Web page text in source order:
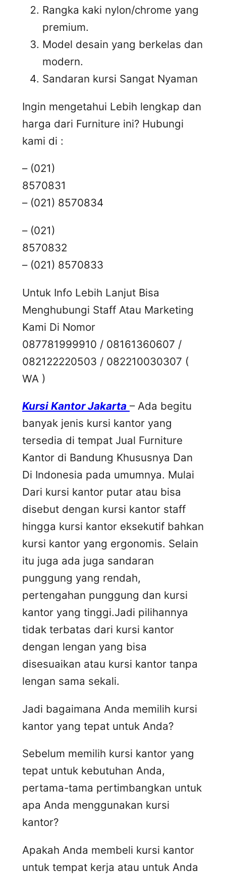
Rangka kaki nylon/chrome yang
premium.
Model desain yang berkelas dan
modern.
Sandaran kursi Sangat Nyaman
Ingin mengetahui Lebih lengkap dan
harga dari Furniture ini? Hubungi
kami di :
– (021)
8570831
– (021) 8570834
– (021)
8570832
– (021) 8570833
Untuk Info Lebih Lanjut Bisa
Menghubungi Staff Atau Marketing
Kami Di Nomor
087781999910 / 08161360607 /
082122220503 / 082210030307 (
WA )
Kursi Kantor Jakarta – Ada begitu
banyak jenis kursi kantor yang
tersedia di tempat Jual Furniture
Kantor di Bandung Khususnya Dan
Di Indonesia pada umumnya. Mulai
Dari kursi kantor putar atau bisa
disebut dengan kursi kantor staff
hingga kursi kantor eksekutif bahkan
kursi kantor yang ergonomis. Selain
itu juga ada juga sandaran
punggung yang rendah,
pertengahan punggung dan kursi
kantor yang tinggi.Jadi pilihannya
tidak terbatas dari kursi kantor
dengan lengan yang bisa
disesuaikan atau kursi kantor tanpa
lengan sama sekali.
Jadi bagaimana Anda memilih kursi
kantor yang tepat untuk Anda?
Sebelum memilih kursi kantor yang
tepat untuk kebutuhan Anda,
pertama-tama pertimbangkan untuk
apa Anda menggunakan kursi
kantor?
Apakah Anda membeli kursi kantor
untuk tempat kerja atau untuk Anda